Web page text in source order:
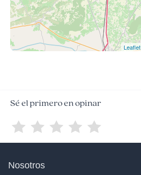
Leaflet
Sé el primero en opinar
Nosotros